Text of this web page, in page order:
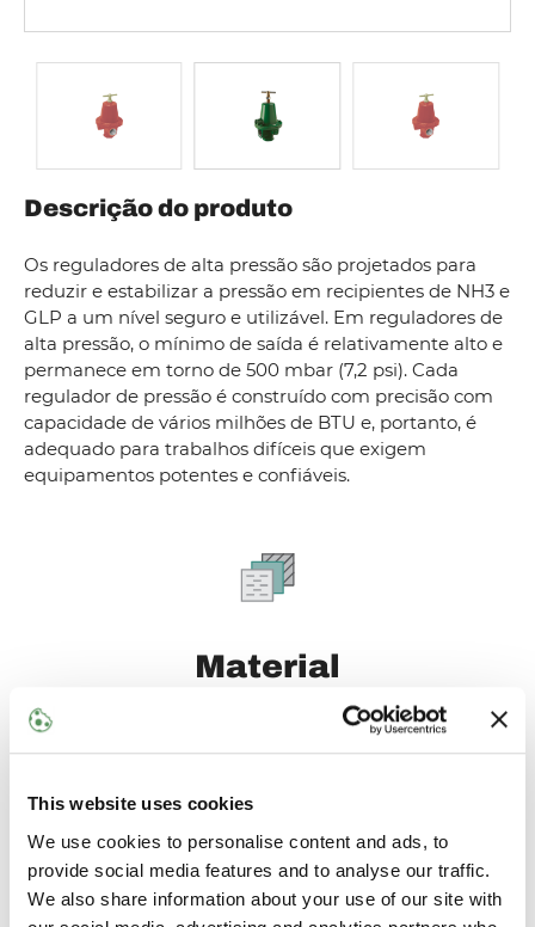
This website uses cookies
We use cookies to personalise content and ads, to
provide social media features and to analyse our traffic.
We also share information about your use of our site with
Descrição do produto
Os reguladores de alta pressão são projetados para
reduzir e estabilizar a pressão em recipientes de NH3 e
GLP a um nível seguro e utilizável. Em reguladores de
alta pressão, o mínimo de saída é relativamente alto e
permanece em torno de 500 mbar (7,2 psi). Cada
regulador de pressão é construído com precisão com
capacidade de vários milhões de BTU e, portanto, é
adequado para trabalhos difíceis que exigem
equipamentos potentes e confiáveis.
Material
Alumínio forjado
Capô:Alumínio fundido
Disco do assento:
Diafragmas:tecido integrado e borracha resiliente